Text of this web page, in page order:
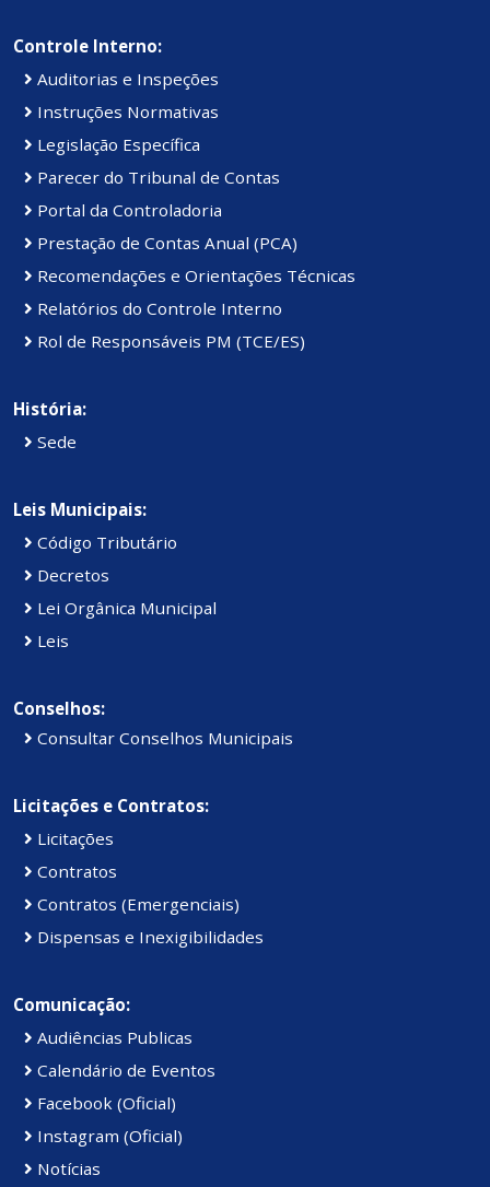
Controle Interno:
Auditorias e Inspeções
Instruções Normativas
Legislação Específica
Parecer do Tribunal de Contas
Portal da Controladoria
Prestação de Contas Anual (PCA)
Recomendações e Orientações Técnicas
Relatórios do Controle Interno
Rol de Responsáveis PM (TCE/ES)
História:
Sede
Leis Municipais:
Código Tributário
Decretos
Lei Orgânica Municipal
Leis
Conselhos:
Consultar Conselhos Municipais
Licitações e Contratos:
Licitações
Contratos
Contratos (Emergenciais)
Dispensas e Inexigibilidades
Comunicação:
Audiências Publicas
Calendário de Eventos
Facebook (Oficial)
Instagram (Oficial)
Notícias